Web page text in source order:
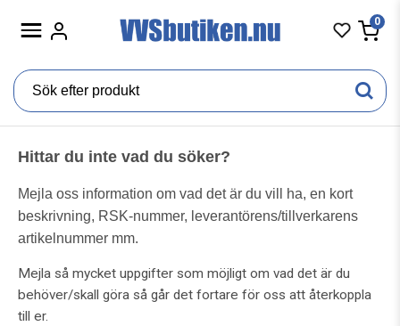
0
Hittar du inte vad du söker?
Mejla oss information om vad det är du vill ha, en kort
beskrivning, RSK-nummer, leverantörens/tillverkarens
artikelnummer mm.
Mejla så mycket uppgifter som möjligt om vad det är du
behöver/skall göra så går det fortare för oss att återkoppla
till er.